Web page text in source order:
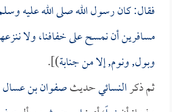
فقال: كان رسول الله صلى الله عليه وسلم
مسافرين أن نمسح على خفافنا، ولا
وبول, ونوم, إلا من جنابة)].
ثم ذكرالنسائيحديثصفوان بن عسال